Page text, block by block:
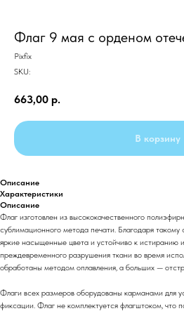
Флаг 9 мая с орденом
Pixfix
SKU:
663,00 р.
В корзину
Описание
Характеристики
Описание
Флаг изготовлен из высококачественного
сублимационного метода печати. Благодаря
яркие насыщенные цвета и устойчиво к истиранию
преждевременного разрушения ткани во время
обработаны методом оплавления, а больших —
Флаги всех размеров оборудованы карманами для
фиксации. Флаг не комплектуется флагштоком, что